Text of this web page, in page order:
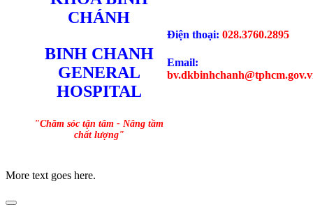
CHÁNH
BINH CHANH
GENERAL
HOSPITAL
"Chăm sóc tận tâm - Nâng tầm
chất lượng"
Điện thoại: 028.3760.2895
Email:
More text goes here.